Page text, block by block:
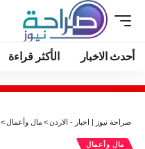
أحدث الاخبار الأكثر قراءة
صراحة نيوز | اخبار - الاردن> مال وأعمال >
مال وأعمال